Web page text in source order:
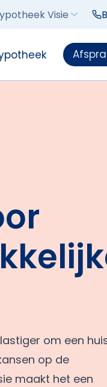
Visie
om een
op de
maakt het een